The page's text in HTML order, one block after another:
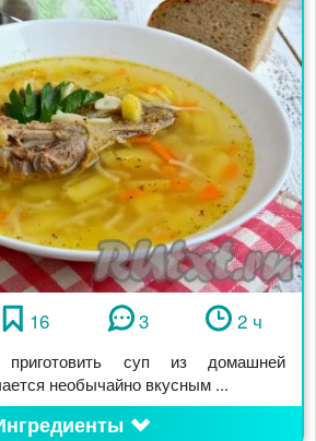
16 3 2 ч
суп из домашней
необычайно вкусным ...